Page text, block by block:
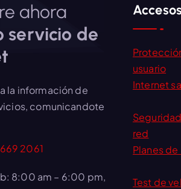
ahora
servicio de
la información de
comunicandote
2061
8:00 am – 6:00 pm,
usuario
Internet
red
Planes
Test de